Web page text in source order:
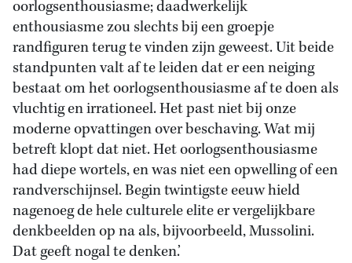
oorlogsenthousiasme; daadwerkelijk
enthousiasme zou slechts bij een groepje
randfiguren terug te vinden zijn geweest. Uit beide
standpunten valt af te leiden dat er een neiging
bestaat om het oorlogsenthousiasme af te doen als
vluchtig en irrationeel. Het past niet bij onze
moderne opvattingen over beschaving. Wat mij
betreft klopt dat niet. Het oorlogsenthousiasme
had diepe wortels, en was niet een opwelling of een
randverschijnsel. Begin twintigste eeuw hield
nagenoeg de hele culturele elite er vergelijkbare
denkbeelden op na als, bijvoorbeeld, Mussolini.
Dat geeft nogal te denken.’